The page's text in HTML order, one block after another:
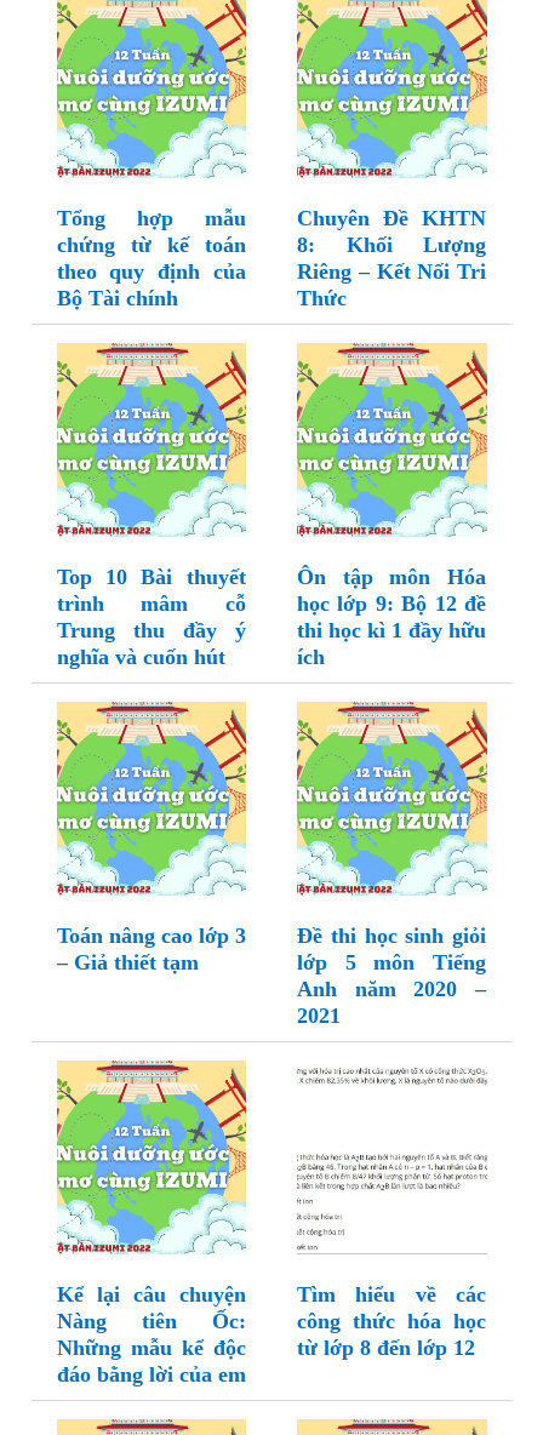
Tổng hợp mẫu
chứng từ kế toán
theo quy định của
Bộ Tài chính
Chuyên Đề KHTN
8: Khối Lượng
Riêng – Kết Nối Tri
Thức
Top 10 Bài thuyết
trình mâm cỗ
Trung thu đầy ý
nghĩa và cuốn hút
Ôn tập môn Hóa
học lớp 9: Bộ 12 đề
thi học kì 1 đầy hữu
ích
Toán nâng cao lớp 3
– Giả thiết tạm
Đề thi học sinh giỏi
lớp 5 môn Tiếng
Anh năm 2020 –
2021
Kể lại câu chuyện
Nàng tiên Ốc:
Những mẫu kể độc
đáo bằng lời của em
Tìm hiểu về các
công thức hóa học
từ lớp 8 đến lớp 12